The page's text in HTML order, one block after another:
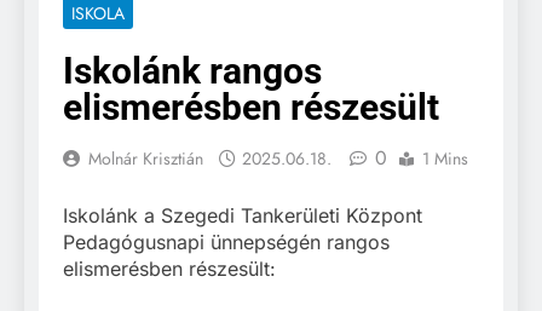
ISKOLA
Iskolánk rangos
elismerésben részesült
Molnár Krisztián 2025.06.18. 0 1 Mins
Iskolánk a Szegedi Tankerületi Központ
Pedagógusnapi ünnepségén rangos
elismerésben részesült: